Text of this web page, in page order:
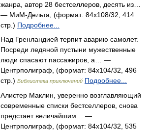
жанра, автор 28 бестселлеров, десять из…
— МиМ-Дельта, (формат: 84x108/32, 414
стр.) Подробнее...
Над Гренландией терпит аварию самолет.
Посреди ледяной пустыни мужественные
люди спасают пассажиров, а… —
Центрполиграф, (формат: 84x104/32, 496
стр.) Библиотека приключений Подробнее...
Алистер Маклин, уверенно возглавляющий
современные списки бестселлеров, снова
предстает величайшим… —
Центрполиграф, (формат: 84x104/32, 535